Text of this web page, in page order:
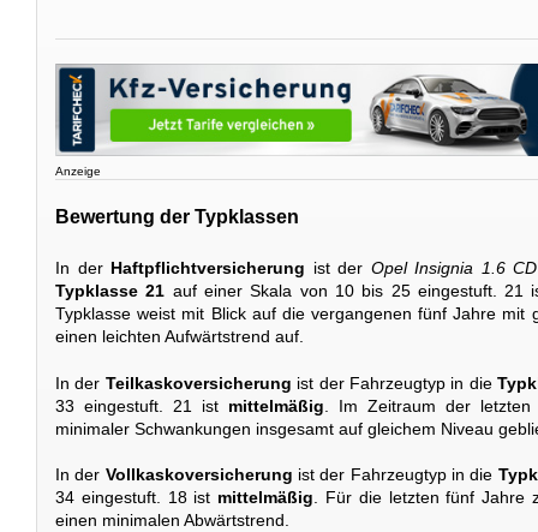
Anzeige
Bewertung der Typklassen
In der Haftpflichtversicherung ist der Opel Insignia 1.6
Typklasse 21 auf einer Skala von 10 bis 25 eingestuft. 21
Typklasse weist mit Blick auf die vergangenen fünf Jahre mit
einen leichten Aufwärtstrend auf.
In der Teilkaskoversicherung ist der Fahrzeugtyp in die
33 eingestuft. 21 ist mittelmäßig . Im Zeitraum der
minimaler Schwankungen insgesamt auf gleichem Niveau
In der Vollkaskoversicherung ist der Fahrzeugtyp in die
34 eingestuft. 18 ist mittelmäßig. Für die letzten fünf Jahre
einen minimalen Abwärtstrend.